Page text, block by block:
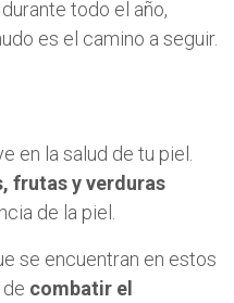
todo el año,
es el camino a seguir.
en la salud de tu piel.
frutas y verduras
de la piel.
se encuentran en estos
combatir el